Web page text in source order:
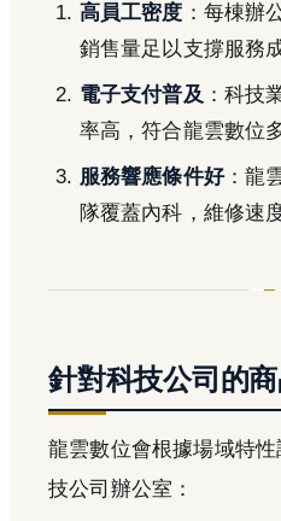
高員工密度 ：每棟辦
銷售量足以支撐服務
電子支付普及 ：科技
率高，符合龍雲數位
服務響應條件好：龍
隊覆蓋內科，維修速
針對科技公司的
龍雲數位會根據場域特
技公司辦公室：